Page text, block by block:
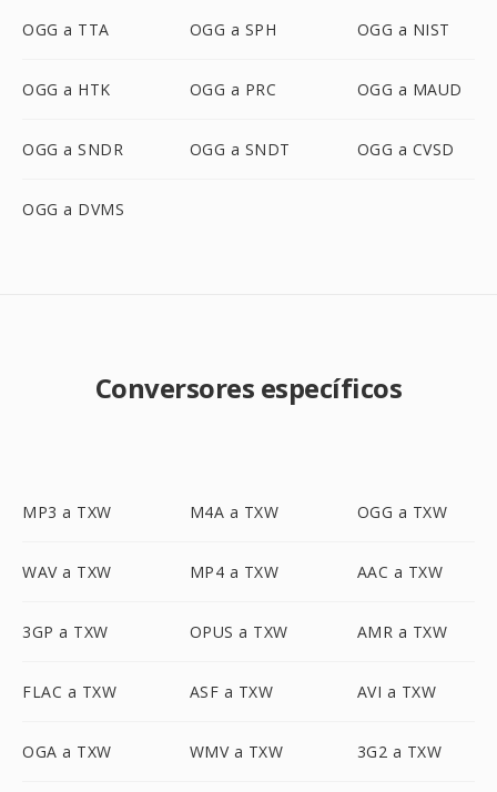
OGG a TTA OGG a SPH OGG a NIST
OGG a HTK OGG a PRC OGG a MAUD
OGG a SNDR OGG a SNDT OGG a CVSD
OGG a DVMS
Conversores específicos
MP3 a TXW M4A a TXW OGG a TXW
WAV a TXW MP4 a TXW AAC a TXW
3GP a TXW OPUS a TXW AMR a TXW
FLAC a TXW ASF a TXW AVI a TXW
OGA a TXW WMV a TXW 3G2 a TXW